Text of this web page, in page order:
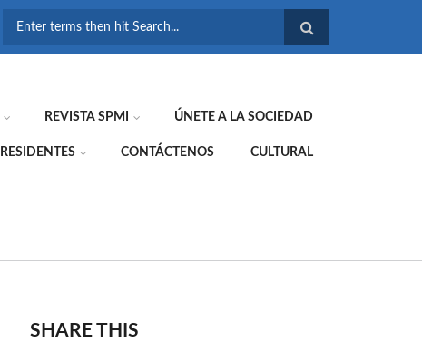
REVISTA SPMI ÚNETE A LA SOCIEDAD
RESIDENTES CONTÁCTENOS CULTURAL
SHARE THIS